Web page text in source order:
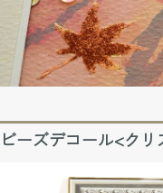
ビーズデコール<クリ